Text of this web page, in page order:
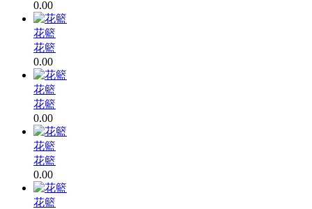
0.00
花籃
花籃
0.00
花籃
花籃
0.00
花籃
花籃
0.00
花籃